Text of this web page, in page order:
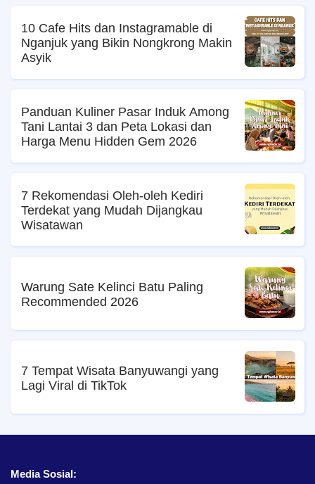
10 Cafe Hits dan Instagramable di
Nganjuk yang Bikin Nongkrong Makin
Asyik
Panduan Kuliner Pasar Induk Among
Tani Lantai 3 dan Peta Lokasi dan
Harga Menu Hidden Gem 2026
7 Rekomendasi Oleh-oleh Kediri
Terdekat yang Mudah Dijangkau
Wisatawan
Warung Sate Kelinci Batu Paling
Recommended 2026
7 Tempat Wisata Banyuwangi yang
Lagi Viral di TikTok
Media Sosial: